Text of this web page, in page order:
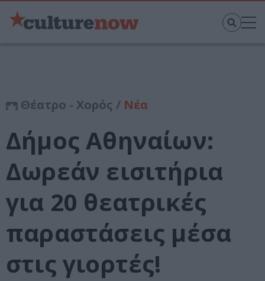
Θέατρο - Χορός / Νέα
Δήμος Αθηναίων:
Δωρεάν εισιτήρια
για 20 θεατρικές
παραστάσεις μέσα
στις γιορτές!